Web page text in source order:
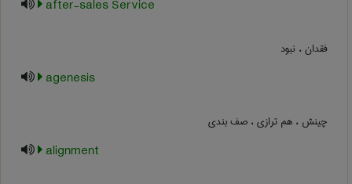
after-sales Service
فقدان ، نبود
agenesis
چینش ، هم ترازی ، صف بندی
alignment